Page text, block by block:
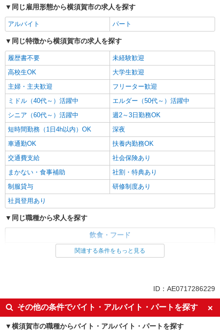
同じ雇用形態から横須賀市の求人を探す
アルバイト パート
同じ特徴から横須賀市の求人を探す
履歴書不要
未経験歓迎
高校生OK
大学生歓迎
主婦・主夫歓迎
フリーター歓迎
ミドル（40代～）活躍中
エルダー（50代～）活躍中
シニア（60代～）活躍中
週2～3日勤務OK
短時間勤務（1日4h以内）OK
深夜
車通勤OK
扶養内勤務OK
交通費支給
社会保険あり
まかない・食事補助
社割・特典あり
制服貸与
研修制度あり
社員登用あり
同じ職種から求人を探す
飲食・フード
ファストフード・デリ
調理・調理補助・調理師
大学生歓迎
ミドル（40代～）活躍中
週2～3日勤務OK
短時間勤務（1日4h以内）OK
深夜
車通勤OK
関連する条件をもっと見る
ID：AE0717286229
その他の条件でバイト・アルバイト・パートを探す
横須賀市の職種からバイト・アルバイト・パートを探す